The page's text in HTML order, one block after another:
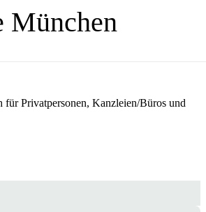
Privatpersonen, Kanzleien/Büros und